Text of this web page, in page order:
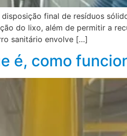
final de resíduos
do lixo, além de permitir a
sanitário envolve […]
é, como